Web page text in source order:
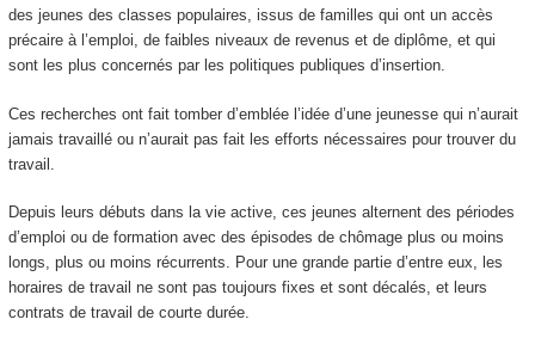
des jeunes des classes populaires, issus de familles qui ont un accès
précaire à l’emploi, de faibles niveaux de revenus et de diplôme, et qui
sont les plus concernés par les politiques publiques d’insertion.
Ces recherches ont fait tomber d’emblée l’idée d’une jeunesse qui n’aurait
jamais travaillé ou n’aurait pas fait les efforts nécessaires pour trouver du
travail.
Depuis leurs débuts dans la vie active, ces jeunes alternent des périodes
d’emploi ou de formation avec des épisodes de chômage plus ou moins
longs, plus ou moins récurrents. Pour une grande partie d’entre eux, les
horaires de travail ne sont pas toujours fixes et sont décalés, et leurs
contrats de travail de courte durée.